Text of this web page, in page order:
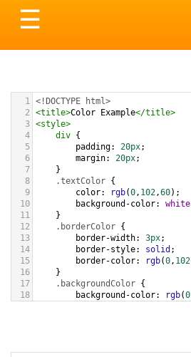
Toggle
navigation
☰
1 <!DOCTYPE html>
2
<title>Color Example</title>
3 <style>
4
div {
5
padding: 20px;
6
margin: 20px;
7
}
8
.textColor {
9
color: rgb(0, 102,60);
10
background-color: white
11
}
12
.borderColor {
13
border-width: 3px;
14
border-style: solid ;
15
border-color: rgb(0, 102
16
}
17
.backgroundColor {
18
background-color: rgb(0
white, rgb(0,102,60));